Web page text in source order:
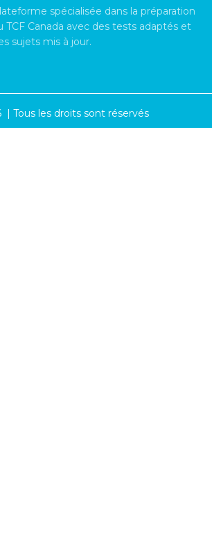
spécialisée dans la préparation
TCF Canada avec des tests adaptés et
sujets mis à jour.
| Tous les droits sont réservés